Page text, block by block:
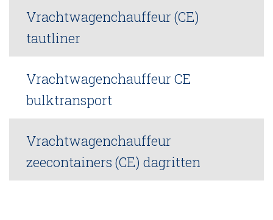
Vrachtwagenchauffeur (CE)
tautliner
Vrachtwagenchauffeur CE
bulktransport
Vrachtwagenchauffeur
zeecontainers (CE) dagritten